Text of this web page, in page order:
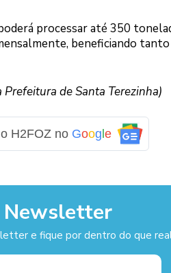
processar até 350
beneficiando
de Santa Terezinha)
H2FOZ no Goog le
Newsletter
e fique por dentro do que